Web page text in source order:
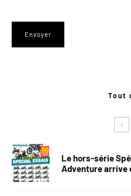
Tout
Le hors-série
Adventure arrive